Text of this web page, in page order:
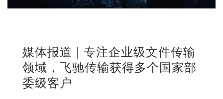
媒体报道 | 专注企业级文件传输
领域，飞驰传输获得多个国家部
委级客户